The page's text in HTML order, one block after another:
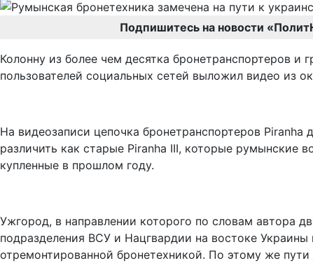
Подпишитесь на новости
Колонну из более чем десятка бронетранспортеров
пользователей социальных сетей выложил видео из
На видеозаписи цепочка бронетранспортеров
различить как старые Piranha III, которые румынские
купленные в прошлом году.
Ужгород, в направлении которого по словам автора
подразделения ВСУ и Нацгвардии на востоке
отремонтированной бронетехникой. По этому же